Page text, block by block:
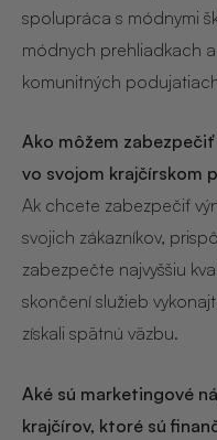
spolupráca s módnymi
módnych prehliadkach
komunitných
Ako môžem
vo svojom krajčírskom
Ak chcete zabezpečiť
svojich zákazníkov,
zabezpečte najvyššiu
skončení služieb
získali spätnú väzbu.
Aké sú marketingové
krajčírov, ktoré sú